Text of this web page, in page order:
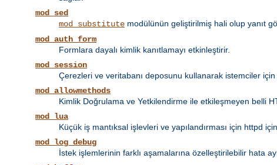
mod_sed
mod_substitute modülünün geliştirilmiş hali olup yanıt
mod_auth_form
Formlara dayalı kimlik kanıtlamayı etkinleştirir.
mod_session
Çerezleri ve veritabanı deposunu kullanarak istemciler
mod_allowmethods
Kimlik Doğrulama ve Yetkilendirme ile etkileşmeyen belli
mod_lua
Küçük iş mantıksal işlevleri ve yapılandırması için httpd
mod_log_debug
İstek işlemlerinin farklı aşamalarına özelleştirilebilir hata